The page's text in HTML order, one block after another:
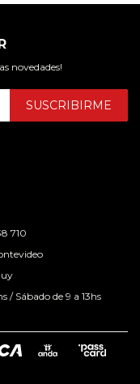
710
/ Sábado de 9 a 13hs
novedades!
SUSCRIBIRME